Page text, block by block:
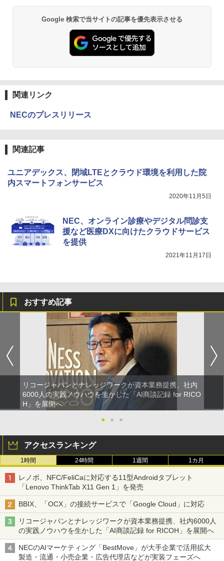
Google 検索で当サイトの記事を優先表示させる
関連リンク
NECのプレスリリース
関連記事
ユニアデックス、閉域LTEとクラウド環境を利用した院
内スマートフォンサービス
2020年11月5日
NEC、オンライン診療やデジタル問診支
援など医療DXに向けたクラウドサービス
を提供
2021年11月17日
おすすめ記事
リコージャパンとナレッジワークが資本業務提携、社内
6000人の実践ノウハウを生かした「AI商談記録 for RICO
H」を展開へ
●
● ●
アクセスランキング
1時間 24時間 1週間 1カ月
レノボ、NFC/FeliCaに対応する11型Androidタブレット
「Lenovo ThinkTab X11 Gen 1」を発売
BBIX、「OCX」の接続サービスで「Google Cloud」に対応
リコージャパンとナレッジワークが資本業務提携、社内6000人
の実践ノウハウを生かした「AI商談記録 for RICOH」を展開へ
NECのAIマーケティング「BestMove」が大手企業で活用拡大
製造・流通・小売企業・広告代理店などが実装フェーズへ